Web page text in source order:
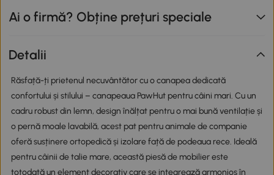
Ai o firmă? Obține prețuri speciale
Detalii
Răsfață-ți prietenul necuvântător cu o canapea dedicată
confortului și stilului – canapeaua PawHut pentru câini mari. Cu un
cadru robust din lemn, design înălțat pentru o mai bună ventilație și
o pernă moale lavabilă, acest pat pentru animale de companie
oferă susținere ortopedică și izolare față de podeaua rece. Ideală
pentru câinii de talie mare, această piesă de mobilier este
totodată un element decorativ care se integrează armonios în